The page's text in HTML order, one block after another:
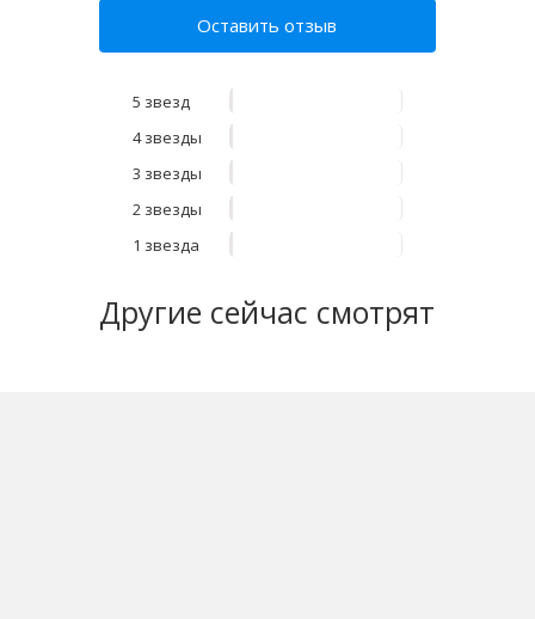
Оставить отзыв
5 звезд
4 звезды
3 звезды
2 звезды
1 звезда
Другие сейчас смотрят